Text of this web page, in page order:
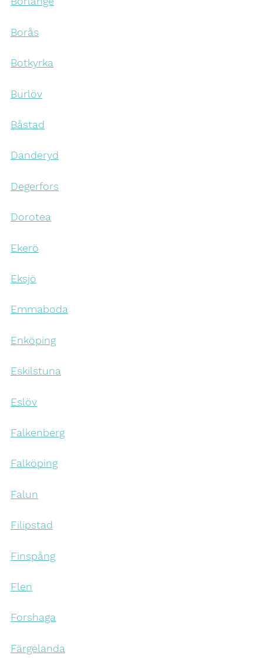
Borås
Botkyrka
Burlöv
Båstad
Danderyd
Degerfors
Dorotea
Ekerö
Eksjö
Emmaboda
Enköping
Eskilstuna
Eslöv
Falkenberg
Falköping
Falun
Filipstad
Finspång
Flen
Forshaga
Färgelanda